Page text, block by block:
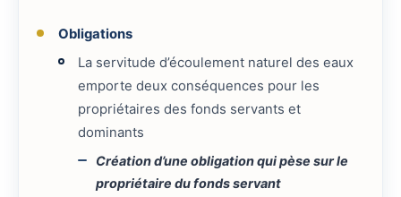
Obligations
La servitude d’écoulement naturel des eaux
emporte deux conséquences pour les
propriétaires des fonds servants et
dominants
Création d’une obligation qui pèse sur le
propriétaire du fonds servant